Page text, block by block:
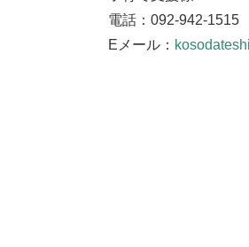
電話：092-942-1515
Eメール：